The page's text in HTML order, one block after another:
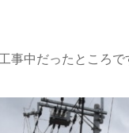
事中だったところで